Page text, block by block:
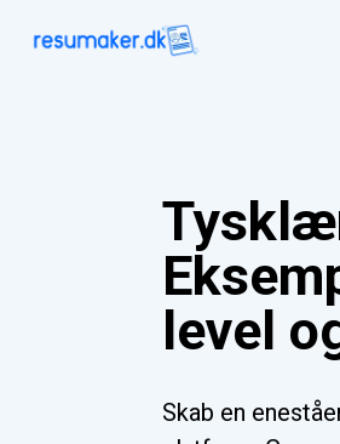
level
Skab en